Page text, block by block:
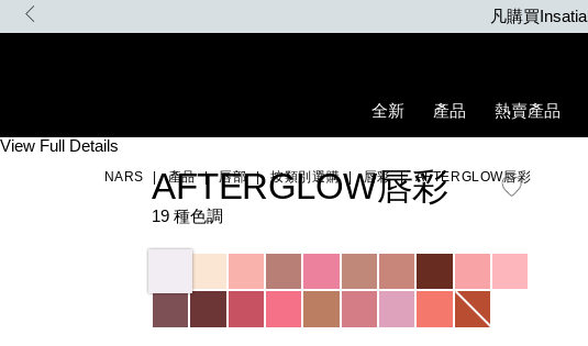
Skip享迷你手指粉撲。無須優惠碼。
全新
產品 熱賣產品
NARS 產品 唇部 按類別選購 唇彩 AFTERGLOW唇彩
Details
/zh/afterglow%E5%94%87%E5%BD%A9/0194251077147_hk.html
Item
0194251077147_hk
View Full Details
AFTERGLOW唇彩
19 種色調
Variations